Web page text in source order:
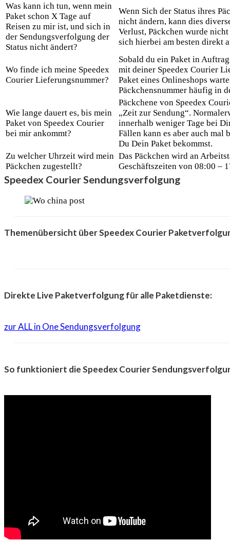
Was kann ich tun, wenn mein
Paket schon X Tage auf
Reisen zu mir ist, und sich in
der Sendungsverfolgung der
Status nicht ändert?
Wenn Sich der Status ihres
nicht ändern, kann dies
Verlust, Päckchen wurde
sich hierbei am besten direkt
Wo finde ich meine Speedex
Courier Lieferungsnummer?
Sobald du ein Paket in
mit deiner Speedex Courier
Paket eines Onlineshops
Päckchensnummer häufig in
Wie lange dauert es, bis mein
Paket von Speedex Courier
bei mir ankommt?
Päckchene von Speedex
„Zeit zur Sendung“.
innerhalb weniger Tage bei
Fällen kann es aber auch mal
Du Dein Paket bekommst.
Zu welcher Uhrzeit wird mein
Päckchen zugestellt?
Das Päckchen wird an
Geschäftszeiten von 08:00 –
Speedex Courier Sendungsverfolgung
Themenübersicht über Speedex Courier
Direkte Live Paketverfolgung für alle Paketdienste:
zur ALL in One Sendungsverfolgung
So funktioniert die Speedex Courier